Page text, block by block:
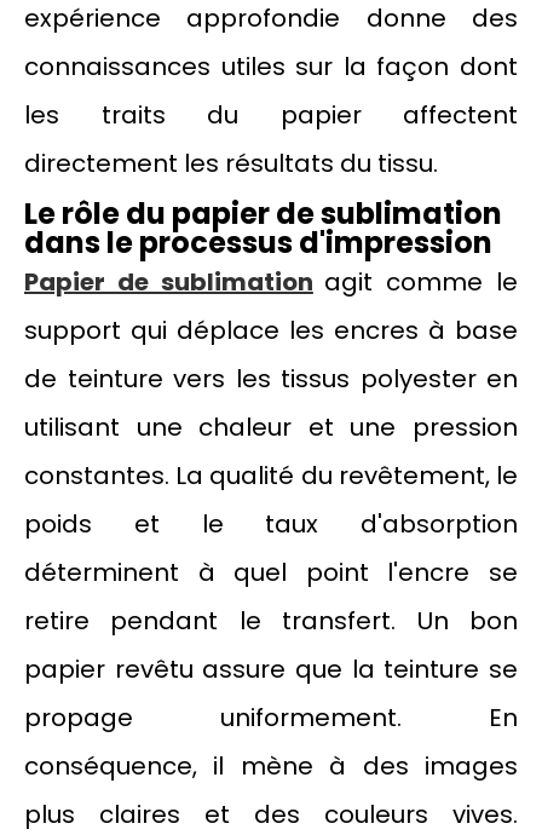
expérience approfondie donne des
connaissances utiles sur la façon dont
les traits du papier affectent
directement les résultats du tissu.
Le rôle du papier de sublimation
dans le processus d'impression
Papier de sublimation agit comme le
support qui déplace les encres à base
de teinture vers les tissus polyester en
utilisant une chaleur et une pression
constantes. La qualité du revêtement, le
poids et le taux d'absorption
déterminent à quel point l'encre se
retire pendant le transfert. Un bon
papier revêtu assure que la teinture se
propage uniformement. En
conséquence, il mène à des images
plus claires et des couleurs vives.